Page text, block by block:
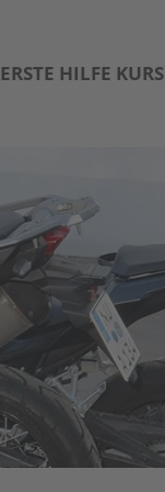
ERSTE HILFE KURS